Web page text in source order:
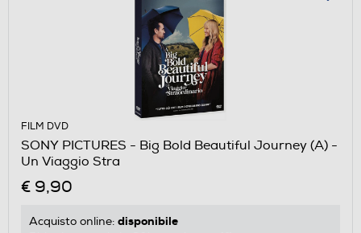
FILM DVD
SONY PICTURES - Big Bold Beautiful Journey (A) -
Un Viaggio Stra
€ 9,90
Acquisto online: disponibile